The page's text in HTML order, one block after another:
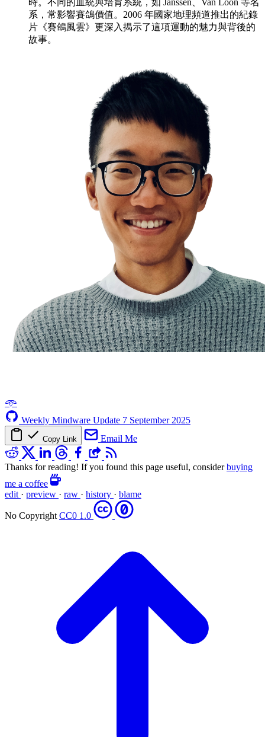
系，常影響賽鴿價值。2006 年國家地理頻道推出的紀錄
片《賽鴿風雲》更深入揭示了這項運動的魅力與背後的
故事。
𖥸
Weekly Mindware Update 7 September 2025
Copy Link Email Me
Thanks for reading! If you found this page useful, considerbuying
me a coffee
edit · preview · raw · history · blame
No Copyright CC0 1.0